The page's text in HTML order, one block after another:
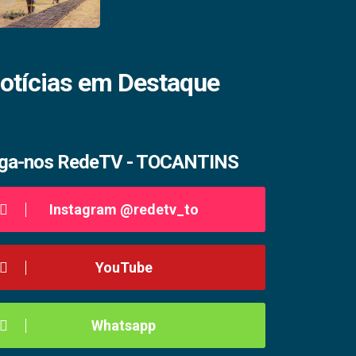
em Destaque
nos RedeTV - TOCANTINS
Instagram @redetv_to
YouTube
Whatsapp